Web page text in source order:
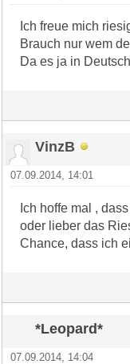
Ich freue mich
Brauch nur wem
Da es ja in
VinzB
07.09.2014, 14:01
Ich hoffe mal ,
oder lieber das
Chance, dass ich
*Leopard*
07.09.2014, 14:04